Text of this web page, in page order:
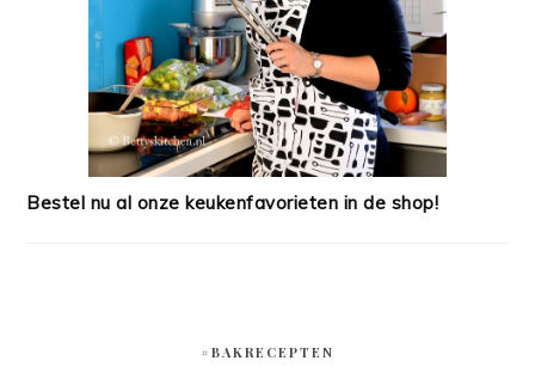
Bestel nu al onze keukenfavorieten in de shop!
#BAKRECEPTEN